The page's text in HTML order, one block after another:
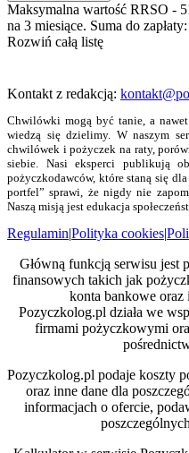
Maksymalna wartość RRSO -
na 3 miesiące. Suma do
Rozwiń całą listę
Kontakt z redakcją:
Chwilówki mogą być tanie, a
wiedzą się dzielimy. W naszym
chwilówek i pożyczek na raty,
siebie. Nasi eksperci publikują
pożyczkodawców, które staną się
portfel” sprawi, że nigdy nie
Naszą misją jest edukacja
Regulamin|Polityka cookies|
Główną funkcją serwisu jest
finansowych takich jak
konta bankowe
Pozyczkolog.pl działa we
firmami pożyczkowymi
Pozyczkolog.pl podaje koszty
oraz inne dane dla
informacjach o ofercie,